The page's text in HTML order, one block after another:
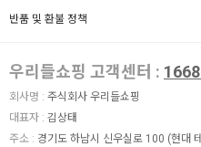
반품 및 환불 정책
우리들쇼핑 고객센터 :
회사명 : 주식회사 우리들쇼핑
대표자 : 김상태
주소 : 경기도 하남시 신우실로 100 (현대